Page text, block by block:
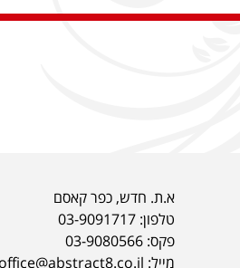
א.ת. חדש, כפר קאסם
טלפון: 03-9091717
פקס: 03-9080566
מייל: office@abstract8.co.il